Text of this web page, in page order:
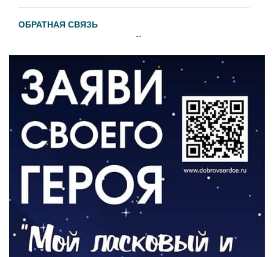
ОБРАТНАЯ СВЯЗЬ
Администрация онлайн
ВЛАСТЬ
День памяти и «Симфония народов»
06.08.2026
Новый настил на экотропе
05.08.2026